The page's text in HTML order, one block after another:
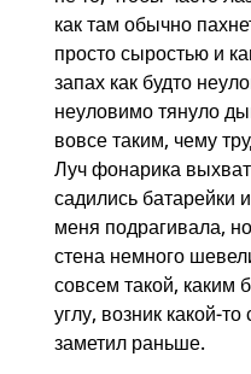
как там обычно
просто сыростью и
запах как будто
неуловимо тянуло
вовсе таким, чему
Луч фонарика
садились батарейки
меня подрагивала,
стена немного
совсем такой, каким
углу, возник какой-то
заметил раньше.